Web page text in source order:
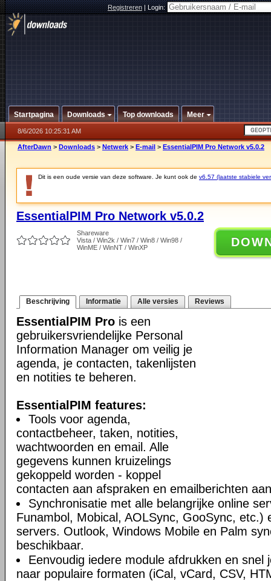
Registreren|Login:
Startpagina Downloads Top downloads Meer
8/6/2026 10:25:31 AM
AfterDawn > Downloads > Netwerk > E-mail > EssentialPIM Pro Network v5.0.2
Dit is een oude versie van deze software. Je kunt ook de v6.57 (laatste stabiele
EssentialPIM Pro Network v5.0.2
Shareware
Vista / Win2k / Win7 / Win8 / Win98 /
WinME / WinNT / WinXP
Beschrijving Informatie Alle versies Reviews
EssentialPIM Pro is een
gebruikersvriendelijke Personal
Information Manager om veilig je
agenda, je contacten, takenlijsten
en notities te beheren.
EssentialPIM features:
Tools voor agenda,
contactbeheer, taken, notities,
wachtwoorden en email. Alle
gegevens kunnen kruizelings
gekoppeld worden - koppel
contacten aan afspraken en emailberichten
Synchronisatie met alle belangrijke online
Funambol, Mobical, AOLSync, GooSync, etc.)
servers. Outlook, Windows Mobile en Palm
beschikbaar.
Eenvoudig iedere module afdrukken en snel
naar populaire formaten (iCal, vCard, CSV,